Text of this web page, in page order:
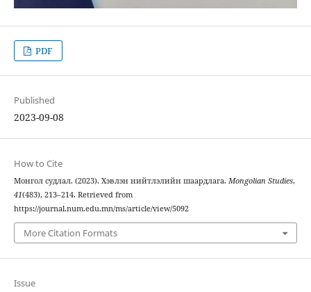
PDF
Published
2023-09-08
How to Cite
Монгол судлал. (2023). Хэвлэн нийтлэлийн шаардлага. Mongolian Studies,
41(483), 213–214. Retrieved from
https://journal.num.edu.mn/ms/article/view/5092
More Citation Formats
Issue